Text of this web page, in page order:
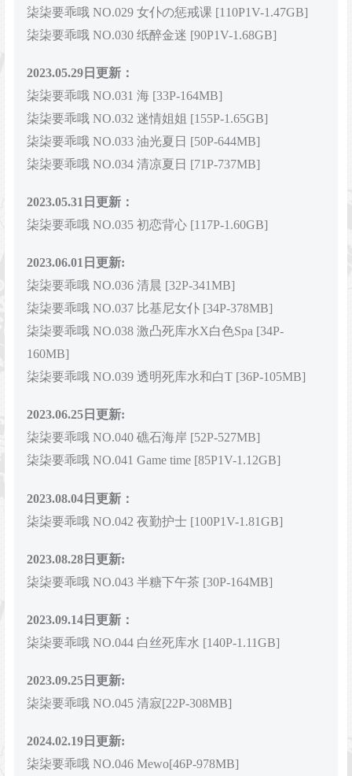
柒柒要乖哦 NO.029 女仆の惩戒课 [110P1V-1.47GB]
柒柒要乖哦 NO.030 纸醉金迷 [90P1V-1.68GB]
2023.05.29日更新：
柒柒要乖哦 NO.031 海 [33P-164MB]
柒柒要乖哦 NO.032 迷情姐姐 [155P-1.65GB]
柒柒要乖哦 NO.033 油光夏日 [50P-644MB]
柒柒要乖哦 NO.034 清凉夏日 [71P-737MB]
2023.05.31日更新：
柒柒要乖哦 NO.035 初恋背心 [117P-1.60GB]
2023.06.01日更新:
柒柒要乖哦 NO.036 清晨 [32P-341MB]
柒柒要乖哦 NO.037 比基尼女仆 [34P-378MB]
柒柒要乖哦 NO.038 激凸死库水X白色Spa [34P-
160MB]
柒柒要乖哦 NO.039 透明死库水和白T [36P-105MB]
2023.06.25日更新:
柒柒要乖哦 NO.040 礁石海岸 [52P-527MB]
柒柒要乖哦 NO.041 Game time [85P1V-1.12GB]
2023.08.04日更新：
柒柒要乖哦 NO.042 夜勤护士 [100P1V-1.81GB]
2023.08.28日更新:
柒柒要乖哦 NO.043 半糖下午茶 [30P-164MB]
2023.09.14日更新：
柒柒要乖哦 NO.044 白丝死库水 [140P-1.11GB]
2023.09.25日更新:
柒柒要乖哦 NO.045 清寂[22P-308MB]
2024.02.19日更新:
柒柒要乖哦 NO.046 Mewo[46P-978MB]